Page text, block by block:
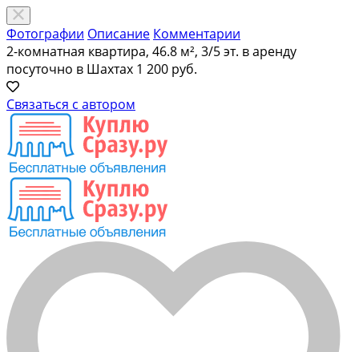
Фотографии Описание Комментарии
2-комнатная квартира, 46.8 м², 3/5 эт. в аренду
посуточно в Шахтах 1 200 руб.
Связаться с автором